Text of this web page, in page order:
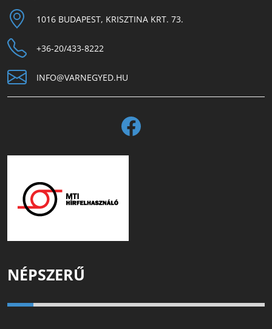
1016 BUDAPEST, KRISZTINA KRT. 73.
+36-20/433-8222
INFO@VARNEGYED.HU
NÉPSZERŰ